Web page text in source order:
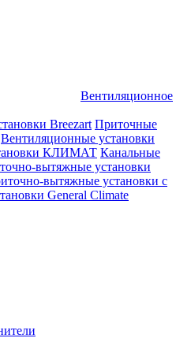
Вентиляционное
Breezart Приточные
Вентиляционные установки
КЛИМАТ Канальные
вытяжные установки
вытяжные установки с
General Climate